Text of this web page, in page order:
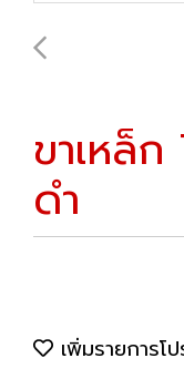
ขาเหล็
ดำ
เพิ่มรายการโ